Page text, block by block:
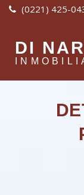
(0221) 425-
DI